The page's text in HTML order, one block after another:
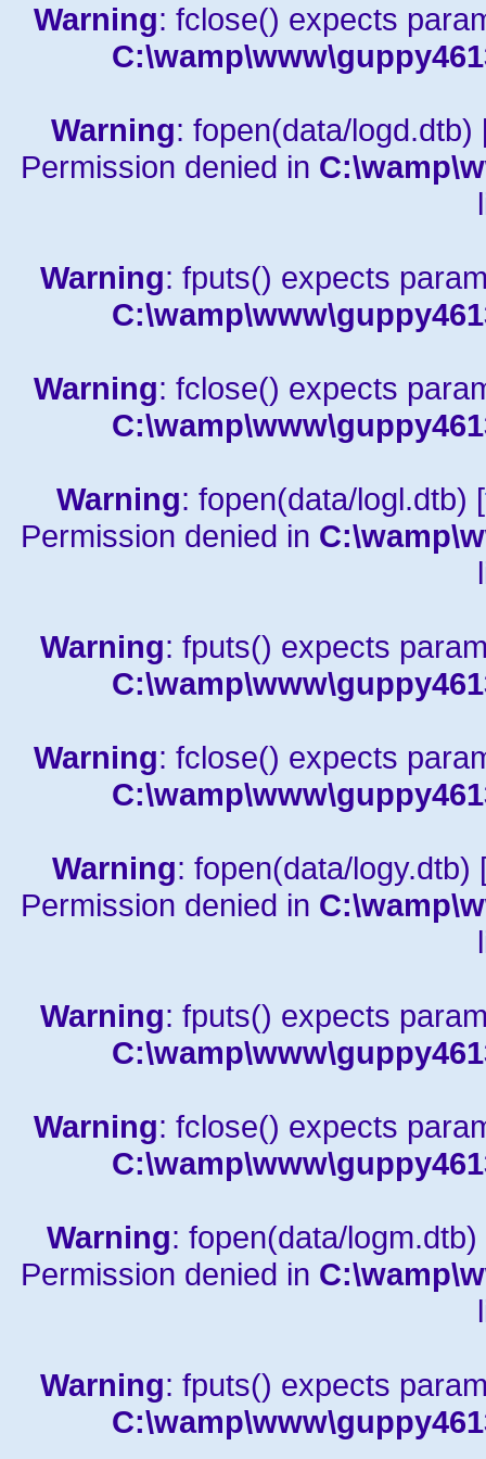
Warning: fclose() expects
Warning: fopen(data/logd.dtb)
Permission denied in
Warning: fputs() expects
Warning: fclose() expects
Warning: fopen(data/logl.dtb) [
Permission denied in
Warning: fputs() expects
Warning: fclose() expects
Warning: fopen(data/logy.dtb)
Permission denied in
Warning: fputs() expects
Warning: fclose() expects
Warning: fopen(data/logm.dtb)
Permission denied in
Warning: fputs() expects